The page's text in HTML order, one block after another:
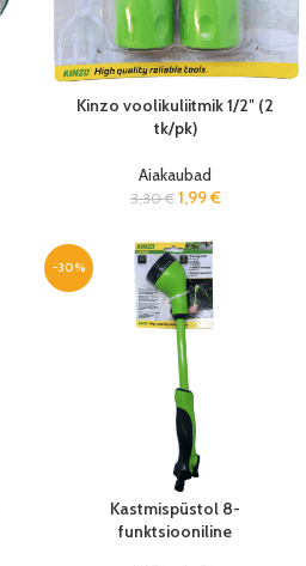
Kinzo voolikuliitmik 1/2″ (2
tk/pk)
Aiakaubad
3,30€ 1,99€
-30%
Kastmispüstol 8-
funktsiooniline